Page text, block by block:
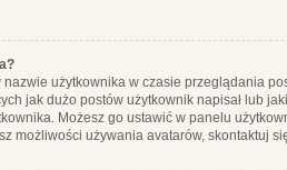
użytkownika w czasie przeglądania
jak dużo postów użytkownik napisał lub
Możesz go ustawić w panelu
możliwości używania avatarów, skontaktuj